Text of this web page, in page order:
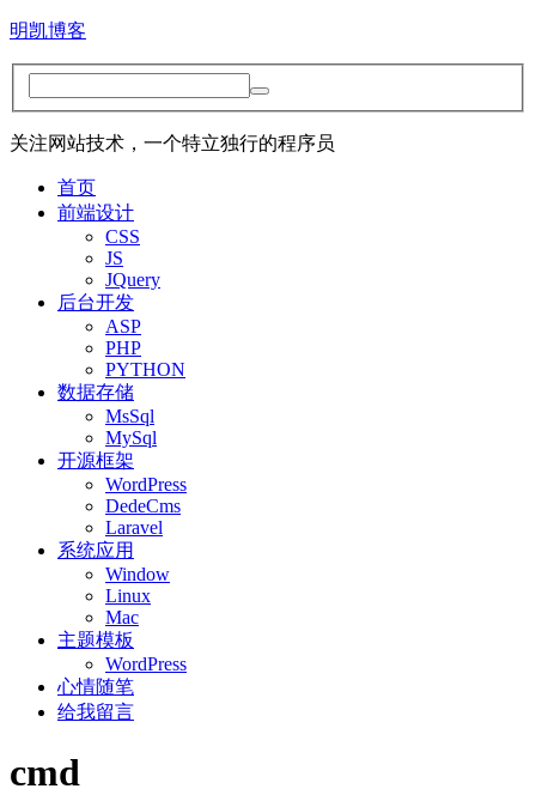
明凯博客
关注网站技术，一个特立独行的程序员
首页
前端设计
CSS
JS
JQuery
后台开发
ASP
PHP
PYTHON
数据存储
MsSql
MySql
开源框架
WordPress
DedeCms
Laravel
系统应用
Window
Linux
Mac
主题模板
WordPress
心情随笔
给我留言
cmd